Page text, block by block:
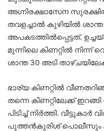
അഗ്നിരക്ഷാസേന
തവളച്ചാൽ കുഴിയിൽ
അപകടത്തിൽപ്പെട്ടത്.
മുന്നിലെ കിണറ്റിൽ നിന്ന്
ശാന്ത 30 അടി
ഭാര്യ കിണറ്റിൽ
തന്നെ കിണറ്റിലേക്ക്
പിടിച്ച് നിർത്തി. വീട്ടുകാർ
പുത്തൻകുരിശ് പൊലീസും